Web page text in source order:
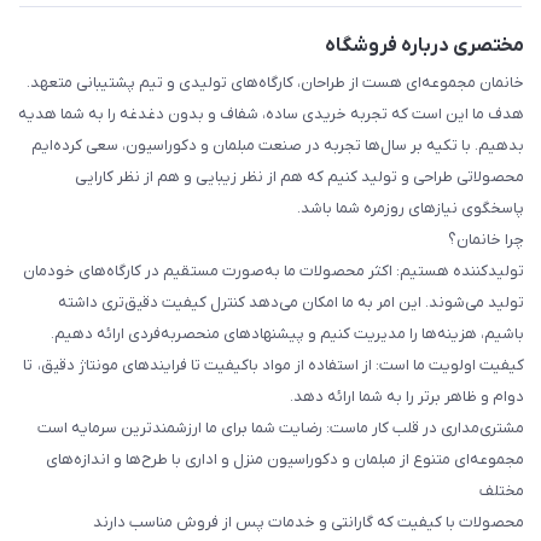
مختصری درباره فروشگاه
خانمان مجموعه‌ای هست از طراحان، کارگاه‌های تولیدی و تیم پشتیبانی متعهد.
هدف ما این است که تجربه خریدی ساده، شفاف و بدون دغدغه را به شما هدیه
بدهیم. با تکیه بر سال‌ها تجربه در صنعت مبلمان و دکوراسیون، سعی کرده‌ایم
محصولاتی طراحی و تولید کنیم که هم از نظر زیبایی و هم از نظر کارایی
پاسخگوی نیازهای روزمره شما باشد.
چرا خانمان؟
تولیدکننده هستیم: اکثر محصولات ما به‌صورت مستقیم در کارگاه‌های خودمان
تولید می‌شوند. این امر به ما امکان می‌دهد کنترل کیفیت دقیق‌تری داشته
باشیم، هزینه‌ها را مدیریت کنیم و پیشنهادهای منحصربه‌فردی ارائه دهیم.
کیفیت اولویت ما است: از استفاده از مواد باکیفیت تا فرایندهای مونتاژ دقیق، تا
دوام و ظاهر برتر را به شما ارائه دهد.
مشتری‌مداری در قلب کار ماست: رضایت شما برای ما ارزشمندترین سرمایه است
مجموعه‌ای متنوع از مبلمان و دکوراسیون منزل و اداری با طرح‌ها و اندازه‌های
مختلف
محصولات با کیفیت که گارانتی و خدمات پس از فروش مناسب دارند